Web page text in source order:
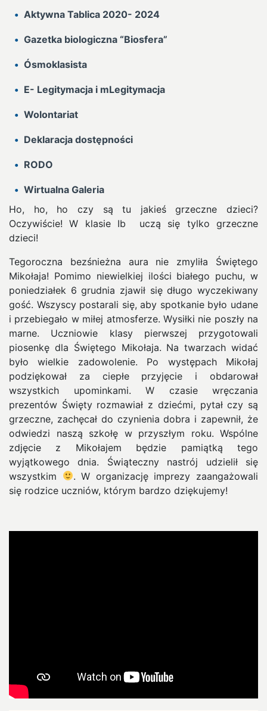
Aktywna Tablica 2020- 2024
Gazetka biologiczna “Biosfera”
Ósmoklasista
E- Legitymacja i mLegitymacja
Wolontariat
Deklaracja dostępności
RODO
Wirtualna Galeria
Ho, ho, ho czy są tu jakieś grzeczne dzieci?
Oczywiście! W klasie Ib uczą się tylko grzeczne
dzieci!
Tegoroczna bezśnieżna aura nie zmyliła Świętego
Mikołaja! Pomimo niewielkiej ilości białego puchu, w
poniedziałek 6 grudnia zjawił się długo wyczekiwany
gość. Wszyscy postarali się, aby spotkanie było udane
i przebiegało w miłej atmosferze. Wysiłki nie poszły na
marne. Uczniowie klasy pierwszej przygotowali
piosenkę dla Świętego Mikołaja. Na twarzach widać
było wielkie zadowolenie. Po występach Mikołaj
podziękował za ciepłe przyjęcie i obdarował
wszystkich upominkami. W czasie wręczania
prezentów Święty rozmawiał z dziećmi, pytał czy są
grzeczne, zachęcał do czynienia dobra i zapewnił, że
odwiedzi naszą szkołę w przyszłym roku. Wspólne
zdjęcie z Mikołajem będzie pamiątką tego
wyjątkowego dnia. Świąteczny nastrój udzielił się
wszystkim
. W organizację imprezy zaangażowali
się rodzice uczniów, którym bardzo dziękujemy!